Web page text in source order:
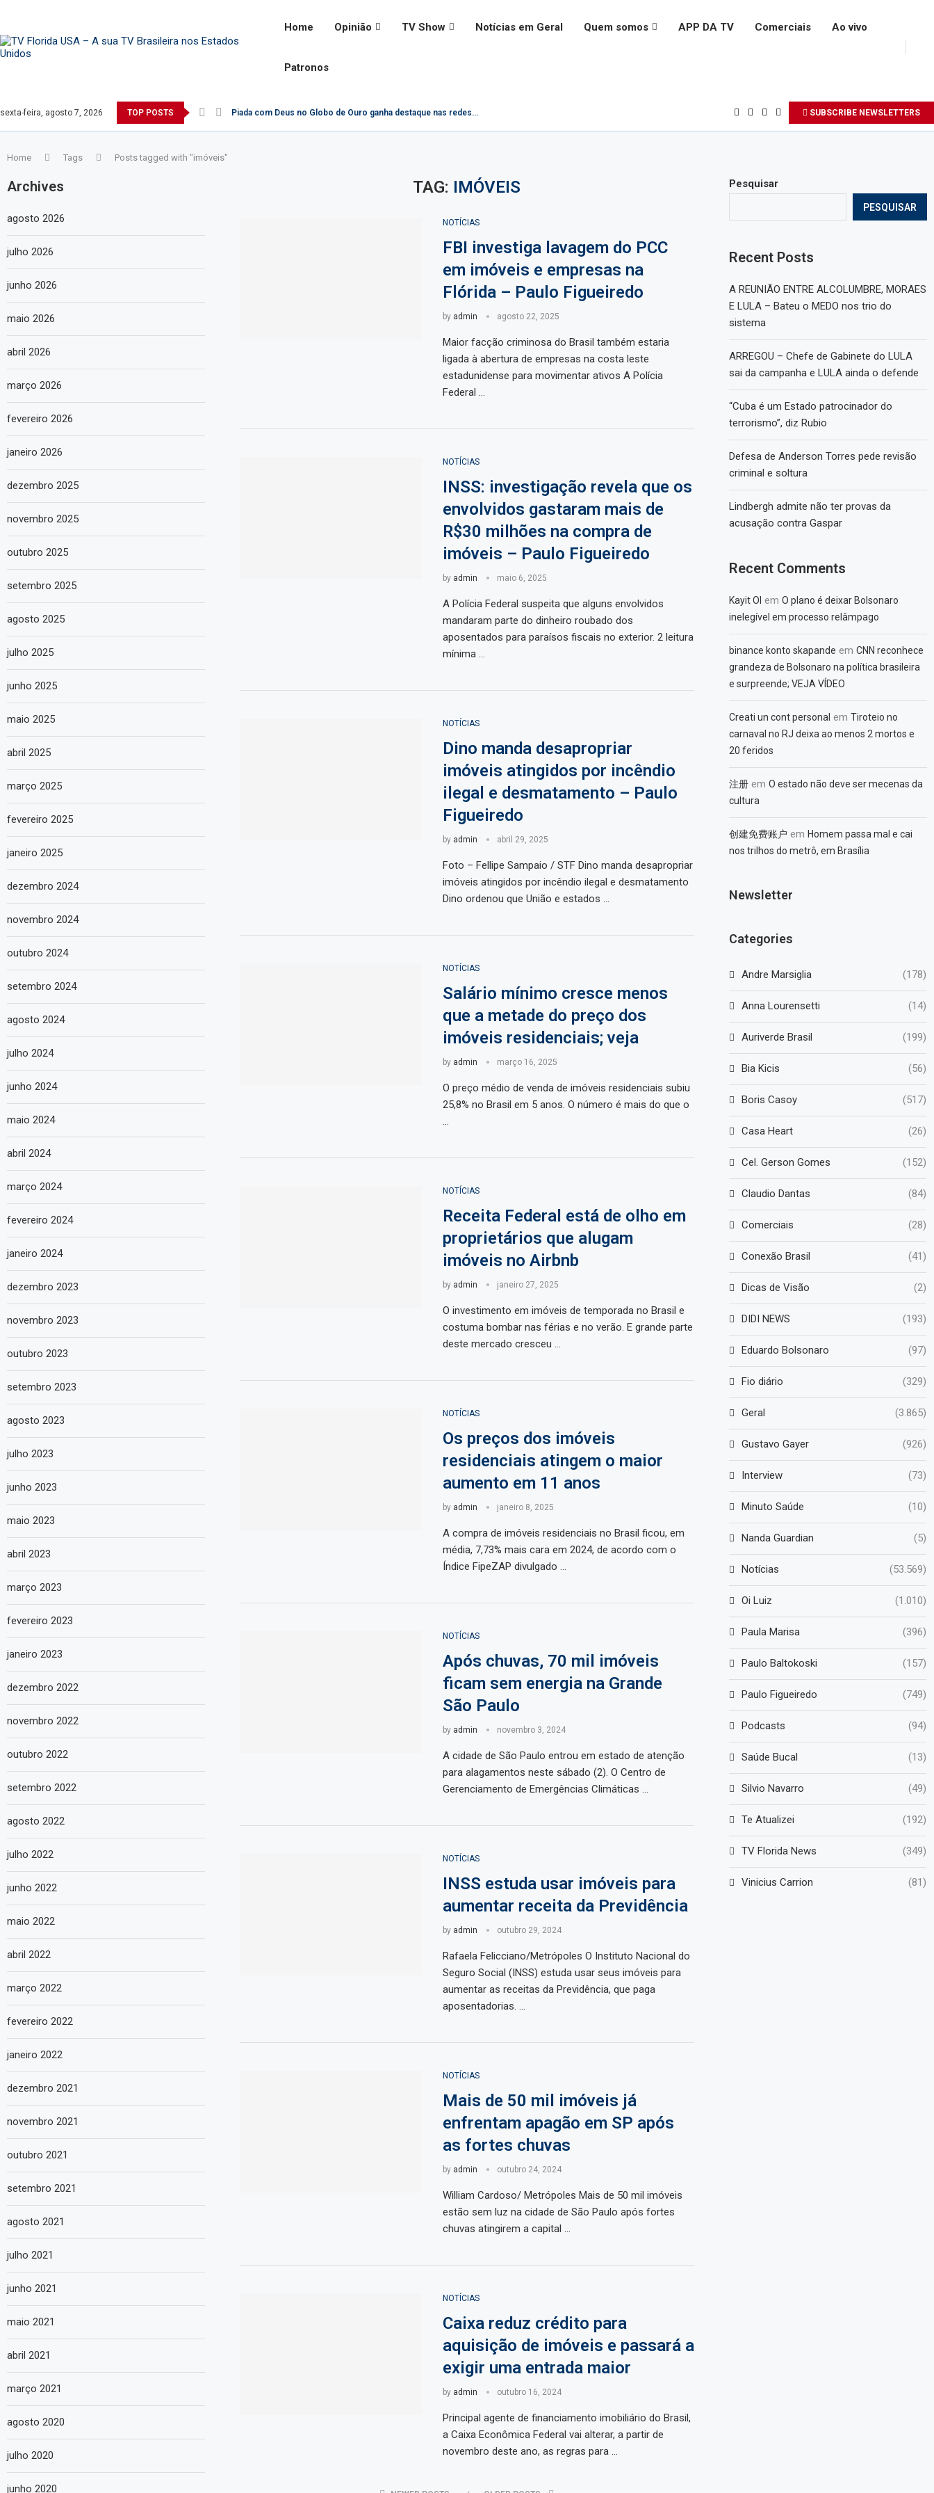
Home Opinião TV Show Notícias em Geral Quem somos APP DA TV Comerciais Ao vivo
Patronos
sexta-feira, agosto 7, 2026 TOP POSTS Piada com Deus no Globo de Ouro ganha destaque nas redes... SUBSCRIBE NEWSLETTERS
Home Tags Posts tagged with "imóveis"
TAG: IMÓVEIS
NOTÍCIAS
FBI investiga lavagem do PCC
em imóveis e empresas na
Flórida – Paulo Figueiredo
by admin agosto 22, 2025
Maior facção criminosa do Brasil também estaria
ligada à abertura de empresas na costa leste
estadunidense para movimentar ativos A Polícia
Federal …
NOTÍCIAS
INSS: investigação revela que os
envolvidos gastaram mais de
R$30 milhões na compra de
imóveis – Paulo Figueiredo
by admin maio 6, 2025
A Polícia Federal suspeita que alguns envolvidos
mandaram parte do dinheiro roubado dos
aposentados para paraísos fiscais no exterior. 2 leitura
mínima …
NOTÍCIAS
Dino manda desapropriar
imóveis atingidos por incêndio
ilegal e desmatamento – Paulo
Figueiredo
by admin abril 29, 2025
Foto – Fellipe Sampaio / STF Dino manda desapropriar
imóveis atingidos por incêndio ilegal e desmatamento
Dino ordenou que União e estados …
NOTÍCIAS
Salário mínimo cresce menos
que a metade do preço dos
imóveis residenciais; veja
by admin março 16, 2025
O preço médio de venda de imóveis residenciais subiu
25,8% no Brasil em 5 anos. O número é mais do que o
…
NOTÍCIAS
Receita Federal está de olho em
proprietários que alugam
imóveis no Airbnb
by admin janeiro 27, 2025
O investimento em imóveis de temporada no Brasil e
costuma bombar nas férias e no verão. E grande parte
deste mercado cresceu …
NOTÍCIAS
Os preços dos imóveis
residenciais atingem o maior
aumento em 11 anos
by admin janeiro 8, 2025
A compra de imóveis residenciais no Brasil ficou, em
média, 7,73% mais cara em 2024, de acordo com o
Índice FipeZAP divulgado …
NOTÍCIAS
Após chuvas, 70 mil imóveis
ficam sem energia na Grande
São Paulo
by admin novembro 3, 2024
A cidade de São Paulo entrou em estado de atenção
para alagamentos neste sábado (2). O Centro de
Gerenciamento de Emergências Climáticas …
NOTÍCIAS
INSS estuda usar imóveis para
aumentar receita da Previdência
by admin outubro 29, 2024
Rafaela Felicciano/Metrópoles O Instituto Nacional do
Seguro Social (INSS) estuda usar seus imóveis para
aumentar as receitas da Previdência, que paga
aposentadorias. …
NOTÍCIAS
Mais de 50 mil imóveis já
enfrentam apagão em SP após
as fortes chuvas
by admin outubro 24, 2024
William Cardoso/ Metrópoles Mais de 50 mil imóveis
estão sem luz na cidade de São Paulo após fortes
chuvas atingirem a capital …
NOTÍCIAS
Caixa reduz crédito para
aquisição de imóveis e passará a
exigir uma entrada maior
by admin outubro 16, 2024
Principal agente de financiamento imobiliário do Brasil,
a Caixa Econômica Federal vai alterar, a partir de
novembro deste ano, as regras para …
Pesquisar
PESQUISAR
Recent Posts
A REUNIÃO ENTRE ALCOLUMBRE, MORAES
E LULA – Bateu o MEDO nos trio do
sistema
ARREGOU – Chefe de Gabinete do LULA
sai da campanha e LULA ainda o defende
“Cuba é um Estado patrocinador do
terrorismo”, diz Rubio
Defesa de Anderson Torres pede revisão
criminal e soltura
Lindbergh admite não ter provas da
acusação contra Gaspar
Recent Comments
Kayit Ol emO plano é deixar Bolsonaro
inelegível em processo relâmpago
binance konto skapande emCNN reconhece
grandeza de Bolsonaro na política brasileira
e surpreende; VEJA VÍDEO
Creati un cont personal emTiroteio no
carnaval no RJ deixa ao menos 2 mortos e
20 feridos
注册 emO estado não deve ser mecenas da
cultura
创建免费账户 emHomem passa mal e cai
nos trilhos do metrô, em Brasília
Newsletter
Categories
Andre Marsiglia (178)
Anna Lourensetti (14)
Auriverde Brasil (199)
Bia Kicis (56)
Boris Casoy (517)
Casa Heart (26)
Cel. Gerson Gomes (152)
Claudio Dantas (84)
Comerciais (28)
Conexão Brasil (41)
Dicas de Visão (2)
DIDI NEWS (193)
Eduardo Bolsonaro (97)
Fio diário (329)
Geral (3.865)
Gustavo Gayer (926)
Interview (73)
Minuto Saúde (10)
Nanda Guardian (5)
Notícias (53.569)
Oi Luiz (1.010)
Paula Marisa (396)
Paulo Baltokoski (157)
Paulo Figueiredo (749)
Podcasts (94)
Saúde Bucal (13)
Silvio Navarro (49)
Te Atualizei (192)
TV Florida News (349)
Vinicius Carrion (81)
Archives
agosto 2026
julho 2026
junho 2026
maio 2026
abril 2026
março 2026
fevereiro 2026
janeiro 2026
dezembro 2025
novembro 2025
outubro 2025
setembro 2025
agosto 2025
julho 2025
junho 2025
maio 2025
abril 2025
março 2025
fevereiro 2025
janeiro 2025
dezembro 2024
novembro 2024
outubro 2024
setembro 2024
agosto 2024
julho 2024
junho 2024
maio 2024
abril 2024
março 2024
fevereiro 2024
janeiro 2024
dezembro 2023
novembro 2023
outubro 2023
setembro 2023
agosto 2023
julho 2023
junho 2023
maio 2023
abril 2023
março 2023
fevereiro 2023
janeiro 2023
dezembro 2022
novembro 2022
outubro 2022
setembro 2022
agosto 2022
julho 2022
junho 2022
maio 2022
abril 2022
março 2022
fevereiro 2022
janeiro 2022
dezembro 2021
novembro 2021
outubro 2021
setembro 2021
agosto 2021
julho 2021
junho 2021
maio 2021
abril 2021
março 2021
agosto 2020
julho 2020
junho 2020